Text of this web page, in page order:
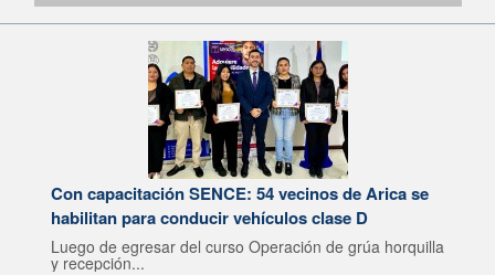
Con capacitación SENCE: 54 vecinos de Arica se
habilitan para conducir vehículos clase D
Luego de egresar del curso Operación de grúa horquilla
y recepción...